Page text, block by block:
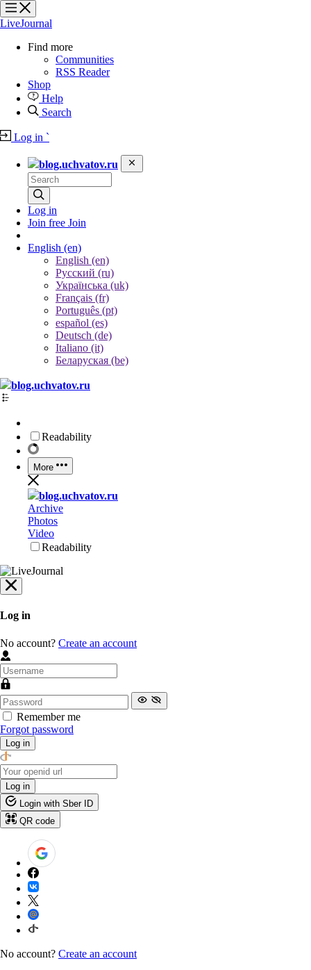
?
?
?
?
LiveJournal
Find more
Communities
RSS Reader
Shop
Help
Search
Log in `
blog.uchvatov.ru
Log in
Join free Join
English (en)
English (en)
Русский (ru)
Українська (uk)
Français (fr)
Português (pt)
español (es)
Deutsch (de)
Italiano (it)
Беларуская (be)
blog.uchvatov.ru
Readability
More
blog.uchvatov.ru
Archive
Photos
Video
Readability
Log in
No account? Create an account
Remember me
Forgot password
Log in
Log in
Login with Sber ID
QR code
No account? Create an account